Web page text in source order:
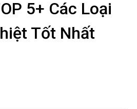
5+ Các Loại
Tốt Nhất